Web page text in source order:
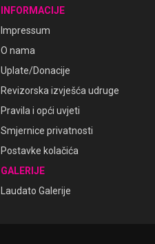
INFORMACIJE
Impressum
O nama
Uplate/Donacije
Revizorska izvješća udruge
Pravila i opći uvjeti
Smjernice privatnosti
Postavke kolačića
GALERIJE
Laudato Galerije